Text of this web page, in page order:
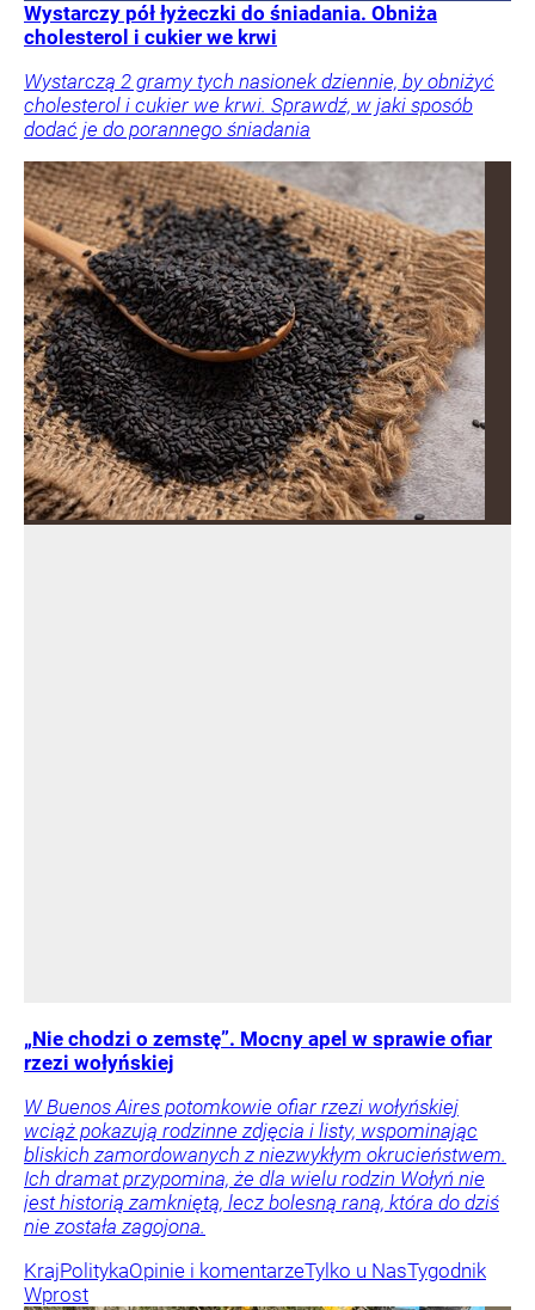
Wystarczy pół łyżeczki do śniadania. Obniża
cholesterol i cukier we krwi
Wystarczą 2 gramy tych nasionek dziennie, by obniżyć
cholesterol i cukier we krwi. Sprawdź, w jaki sposób
dodać je do porannego śniadania
„Nie chodzi o zemstę”. Mocny apel w sprawie ofiar
rzezi wołyńskiej
W Buenos Aires potomkowie ofiar rzezi wołyńskiej
wciąż pokazują rodzinne zdjęcia i listy, wspominając
bliskich zamordowanych z niezwykłym okrucieństwem.
Ich dramat przypomina, że dla wielu rodzin Wołyń nie
jest historią zamkniętą, lecz bolesną raną, która do dziś
nie została zagojona.
KrajPolitykaOpinie i komentarzeTylko u NasTygodnik
Wprost